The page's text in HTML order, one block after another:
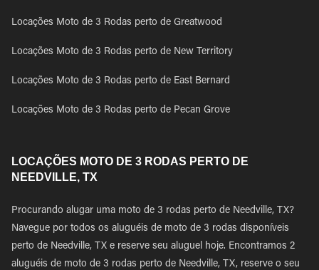
Locações Moto de 3 Rodas perto de Greatwood
Locações Moto de 3 Rodas perto de New Territory
Locações Moto de 3 Rodas perto de East Bernard
Locações Moto de 3 Rodas perto de Pecan Grove
LOCAÇÕES MOTO DE 3 RODAS PERTO DE
NEEDVILLE, TX
Procurando alugar uma moto de 3 rodas perto de Needville, TX?
Navegue por todos os aluguéis de moto de 3 rodas disponíveis
perto de Needville, TX e reserve seu aluguel hoje. Encontramos 2
aluguéis de moto de 3 rodas perto de Needville, TX, reserve o seu